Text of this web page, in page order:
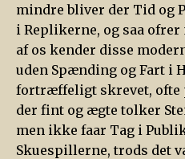
mindre bliver der Tid og
i Replikerne, og saa
af os kender disse
uden Spænding og Fart i
fortræffeligt skrevet, ofte
der fint og ægte tolker
men ikke faar Tag i
Skuespillerne, trods det